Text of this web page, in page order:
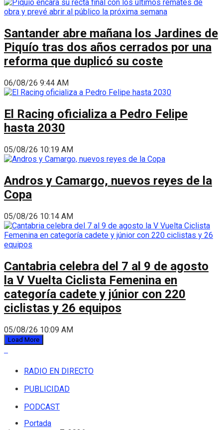
Santander abre mañana los Jardines de
Piquío tras dos años cerrados por una
reforma que duplicó su coste
06/08/26 9:44 AM
El Racing oficializa a Pedro Felipe
hasta 2030
05/08/26 10:19 AM
Andros y Camargo, nuevos reyes de la
Copa
05/08/26 10:14 AM
Cantabria celebra del 7 al 9 de agosto
la V Vuelta Ciclista Femenina en
categoría cadete y júnior con 220
ciclistas y 26 equipos
05/08/26 10:09 AM
Load More
RADIO EN DIRECTO
PUBLICIDAD
PODCAST
Portada